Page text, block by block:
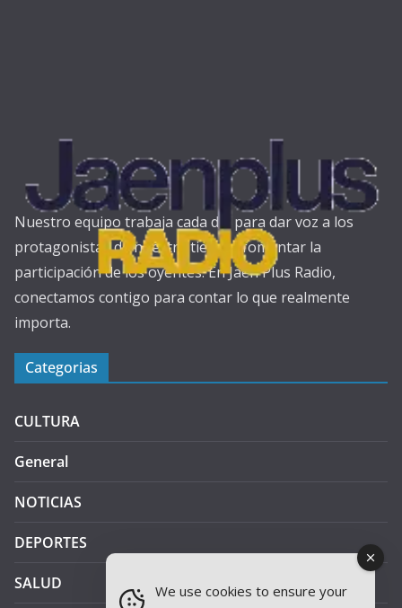
Nuestro equipo trabaja cada día para dar voz a los
protagonistas de nuestra tierra y fomentar la
participación de los oyentes. En Jaén Plus Radio,
conectamos contigo para contar lo que realmente
importa.
Categorias
CULTURA
General
NOTICIAS
DEPORTES
SALUD
We use cookies to ensure your